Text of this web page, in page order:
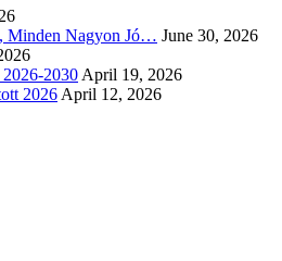
Minden Nagyon Jó… June 30, 2026
2030 April 19, 2026
2026 April 12, 2026